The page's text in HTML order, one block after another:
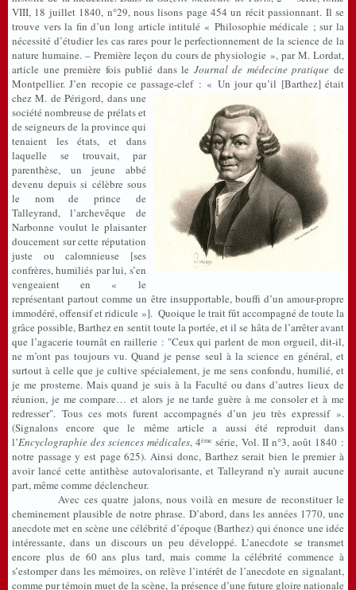
VIII, 18 juillet 1840, n°29, nous lisons page 454 un récit passionnant. Il se
trouve vers la fin d’un long article intitulé « Philosophie médicale ; sur la
nécessité d’étudier les cas rares pour le perfectionnement de la science de la
nature humaine. – Première leçon du cours de physiologie », par M. Lordat,
article une première fois publié dans le Journal de médecine pratique de
Montpellier. J’en recopie ce passage-clef : « Un jour qu’il [Barthez] était
chez M. de Périgord, dans une
société nombreuse de prélats et
de seigneurs de la province qui
tenaient les états, et dans
laquelle se trouvait, par
parenthèse, un jeune abbé
devenu depuis si célèbre sous
le nom de prince de
Talleyrand, l’archevêque de
Narbonne voulut le plaisanter
doucement sur cette réputation
juste ou calomnieuse [ses
confrères, humiliés par lui, s’en
vengeaient en « le
représentant partout comme un être insupportable, bouffi d’un amour-propre
immodéré, offensif et ridicule »]. Quoique le trait fût accompagné de toute la
grâce possible, Barthez en sentit toute la portée, et il se hâta de l’arrêter avant
que l’agacerie tournât en raillerie : "Ceux qui parlent de mon orgueil, dit-il,
ne m’ont pas toujours vu. Quand je pense seul à la science en général, et
surtout à celle que je cultive spécialement, je me sens confondu, humilié, et
je me prosterne. Mais quand je suis à la Faculté ou dans d’autres lieux de
réunion, je me compare… et alors je ne tarde guère à me consoler et à me
redresser". Tous ces mots furent accompagnés d’un jeu très expressif ».
(Signalons encore que le même article a aussi été reproduit dans
l’Encyclographie des sciences médicales, 4ème série, Vol. II n°3, août 1840 :
notre passage y est page 625). Ainsi donc, Barthez serait bien le premier à
avoir lancé cette antithèse autovalorisante, et Talleyrand n’y aurait aucune
part, même comme déclencheur.
Avec ces quatre jalons, nous voilà en mesure de reconstituer le
cheminement plausible de notre phrase. D’abord, dans les années 1770, une
anecdote met en scène une célébrité d’époque (Barthez) qui énonce une idée
intéressante, dans un discours un peu développé. L’anecdote se transmet
encore plus de 60 ans plus tard, mais comme la célébrité commence à
s’estomper dans les mémoires, on relève l’intérêt de l’anecdote en signalant,
comme pur témoin muet de la scène, la présence d’une future gloire nationale